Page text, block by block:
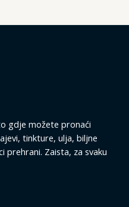
gdje možete pronaći
tinkture, ulja, biljne
prehrani. Zaista, za svaku